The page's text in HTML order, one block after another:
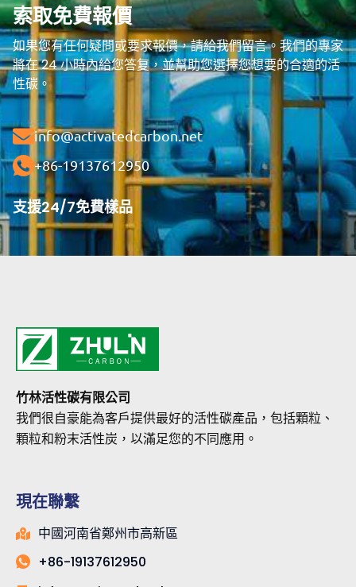
索取免費報價
如果您有任何疑問或要求報價，請給我們留言。我們的專家
將在 24 小時內給您答复，並幫助您選擇您想要的合適的活
性碳。
info@activatedcarbon.net
+86-19137612950
支援24/7免費樣品
竹林活性碳有限公司
我們很自豪能為客戶提供最好的活性碳產品，包括顆粒、
顆粒和粉末活性炭，以滿足您的不同應用。
現在聯繫
中國河南省鄭州市高新區
+86-19137612950